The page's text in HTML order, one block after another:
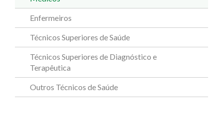
Enfermeiros
Técnicos Superiores de Saúde
Técnicos Superiores de Diagnóstico e
Terapêutica
Outros Técnicos de Saúde